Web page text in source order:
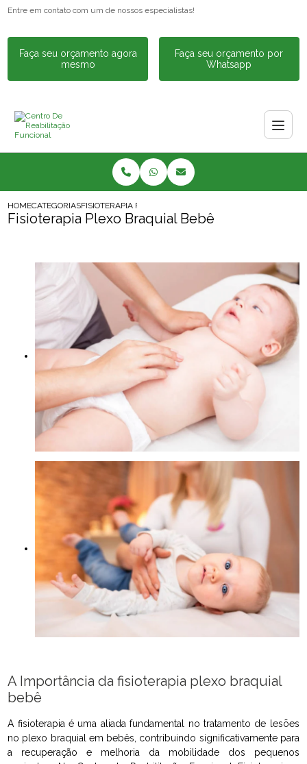
Entre em contato com um de nossos especialistas!
Faça seu orçamento agora
mesmo
Faça seu orçamento por
Whatsapp
HOMECATEGORIASFISIOTERAPIA PLEXO BRAQUIAL BEBE
Fisioterapia Plexo Braquial Bebê
A Importância da fisioterapia plexo braquial
bebê
A fisioterapia é uma aliada fundamental no tratamento de lesões
no plexo braquial em bebês, contribuindo significativamente para
a recuperação e melhoria da mobilidade dos pequenos